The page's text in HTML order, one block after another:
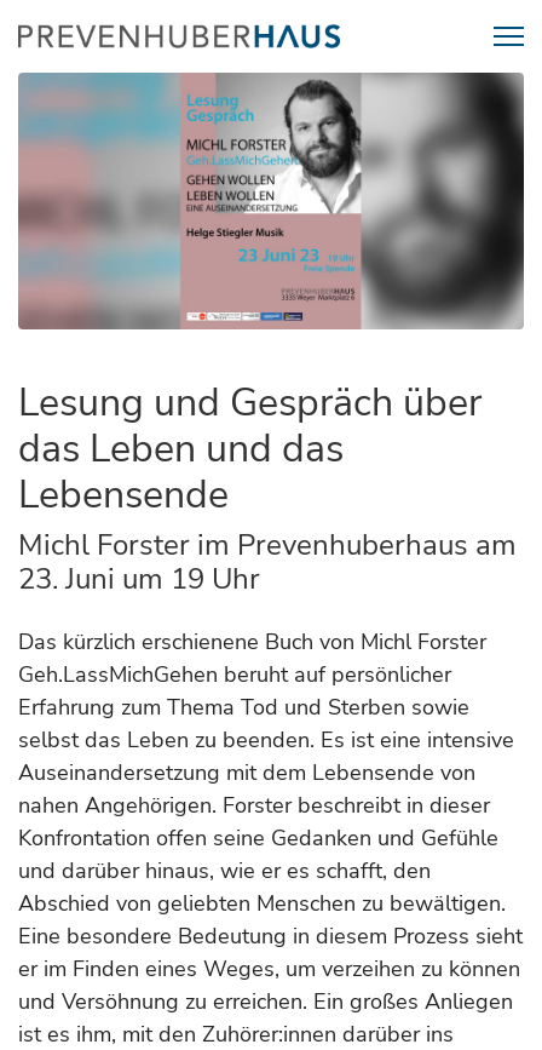
Lesung und Gespräch über
das Leben und das
Lebensende
Michl Forster im Prevenhuberhaus am
23. Juni um 19 Uhr
Das kürzlich erschienene Buch von Michl Forster
Geh.LassMichGehen beruht auf persönlicher
Erfahrung zum Thema Tod und Sterben sowie
selbst das Leben zu beenden. Es ist eine intensive
Auseinandersetzung mit dem Lebensende von
nahen Angehörigen. Forster beschreibt in dieser
Konfrontation offen seine Gedanken und Gefühle
und darüber hinaus, wie er es schafft, den
Abschied von geliebten Menschen zu bewältigen.
Eine besondere Bedeutung in diesem Prozess sieht
er im Finden eines Weges, um verzeihen zu können
und Versöhnung zu erreichen. Ein großes Anliegen
ist es ihm, mit den Zuhörer:innen darüber ins